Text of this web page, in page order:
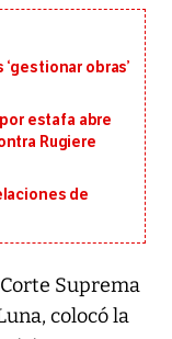
obras’
estafa abre
Rugiere
de
Suprema
colocó la